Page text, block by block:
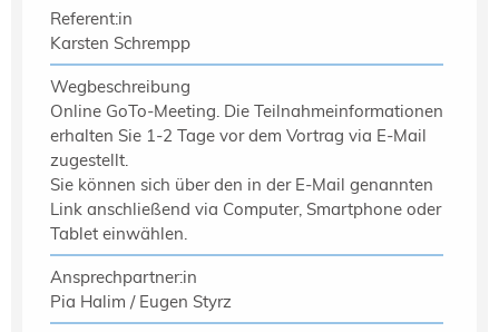
Referent:in
Karsten Schrempp
Wegbeschreibung
Online GoTo-Meeting. Die Teilnahmeinformationen
erhalten Sie 1-2 Tage vor dem Vortrag via E-Mail
zugestellt.
Sie können sich über den in der E-Mail genannten
Link anschließend via Computer, Smartphone oder
Tablet einwählen.
Ansprechpartner:in
Pia Halim / Eugen Styrz